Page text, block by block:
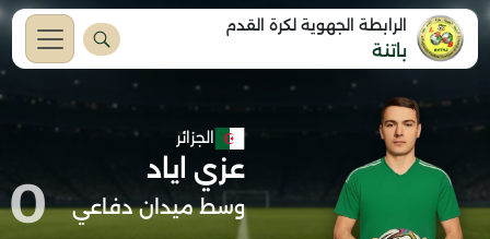
الرابطة الجهوية لكرة القدم
باتنة
الجزائر
عزي اياد
وسط ميدان دفاعي 0